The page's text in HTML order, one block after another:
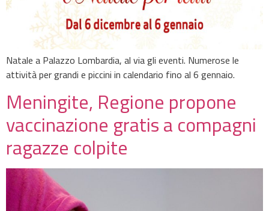
Natale a Palazzo Lombardia, al via gli eventi. Numerose le
attività per grandi e piccini in calendario fino al 6 gennaio.
Meningite, Regione propone
vaccinazione gratis a compagni
ragazze colpite